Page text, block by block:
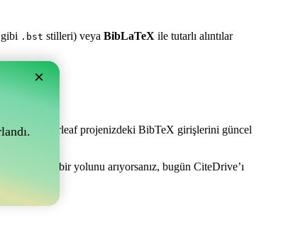
gibi .bst stilleri) veya BibLaTeX ile tutarlı alıntılar
Sizi Overleaf projenizdeki BibTeX girişlerini güncel
kolay bir yolunu arıyorsanız, bugün CiteDrive’ı
×